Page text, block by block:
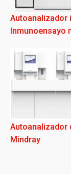
Autoanalizador
Inmunoensayo
Autoanalizador
Mindray